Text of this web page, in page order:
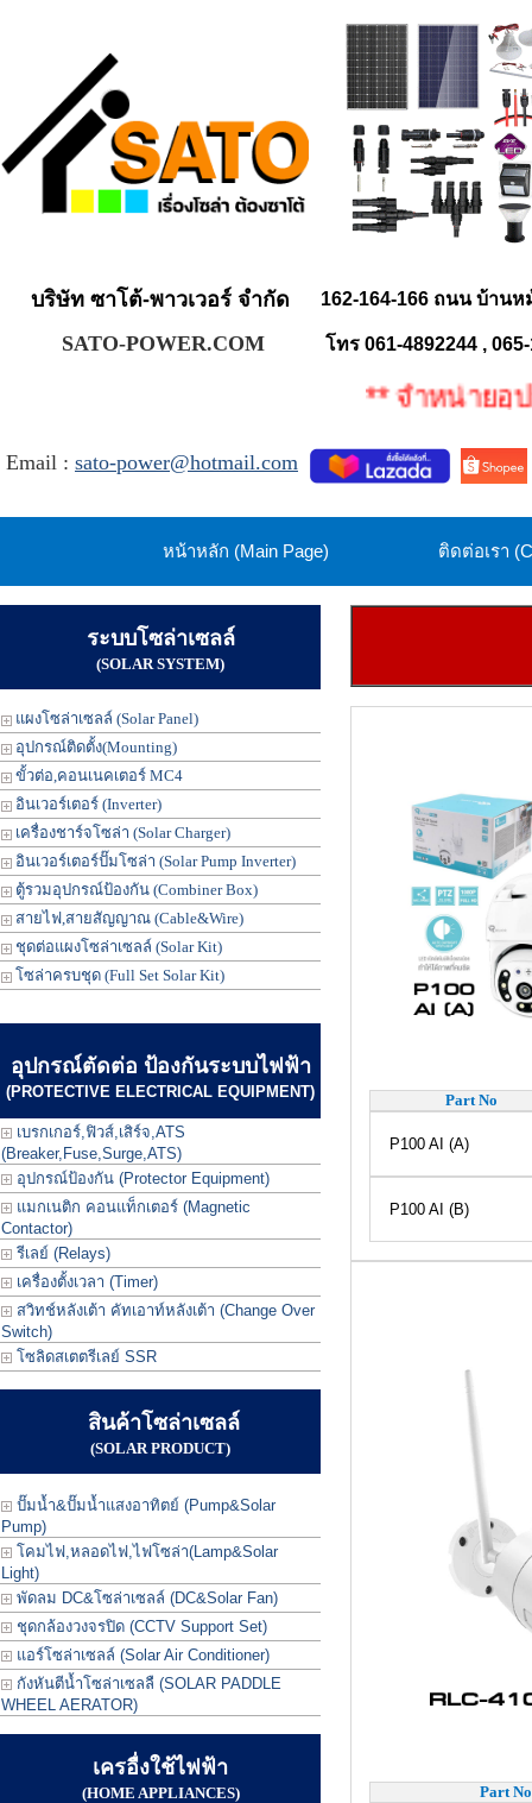
บริษัท ซาโต้-พาวเวอร์ จำกัด 162-164-166 ถนน บ้าน
SATO-POWER.COM โทร 061-4892244 ,
** จำหน่ายอุปก
Email : sato-power@hotmail.com
หน้าหลัก (Main Page) ติดต่อเรา
ระบบโซล่าเซลล์
(SOLAR SYSTEM)
แผงโซล่าเซลล์ (Solar Panel)
อุปกรณ์ติดตั้ง(Mounting)
ขั้วต่อ,คอนเนคเตอร์ MC4
อินเวอร์เตอร์ (Inverter)
เครื่องชาร์จโซล่า (Solar Charger)
อินเวอร์เตอร์ปั๊มโซล่า (Solar Pump Inverter)
ตู้รวมอุปกรณ์ป้องกัน (Combiner Box)
สายไฟ,สายสัญญาณ (Cable&Wire)
ชุดต่อแผงโซล่าเซลล์ (Solar Kit)
โซล่าครบชุด (Full Set Solar Kit)
อุปกรณ์ตัดต่อ ป้องกันระบบไฟฟ้า
(PROTECTIVE ELECTRICAL EQUIPMENT)
เบรกเกอร์,ฟิวส์,เสิร์จ,ATS
(Breaker,Fuse,Surge,ATS)
อุปกรณ์ป้องกัน (Protector Equipment)
แมกเนติก คอนแท็กเตอร์ (Magnetic
Contactor)
รีเลย์ (Relays)
เครื่องตั้งเวลา (Timer)
สวิทช์หลังเต้า คัทเอาท์หลังเต้า (Change Over
Switch)
โซลิดสเตตรีเลย์ SSR
สินค้าโซล่าเซลล์
(SOLAR PRODUCT)
ปั๊มน้ำ&ปั๊มน้ำแสงอาทิตย์ (Pump&Solar
Pump)
โคมไฟ,หลอดไฟ,ไฟโซล่า(Lamp&Solar
Light)
พัดลม DC&โซล่าเซลล์ (DC&Solar Fan)
ชุดกล้องวงจรปิด (CCTV Support Set)
แอร์โซล่าเซลล์ (Solar Air Conditioner)
กังหันตีน้ำโซล่าเซลลื (SOLAR PADDLE
WHEEL AERATOR)
เครอื่งใช้ไฟฟ้า
(HOME APPLIANCES)
Part No
P100 AI (A)
P100 AI (B)
Part No